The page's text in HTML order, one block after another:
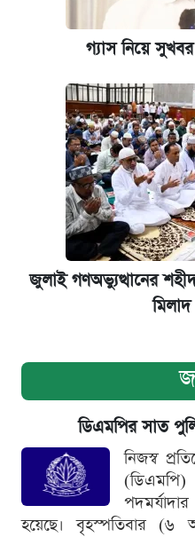
গ্যাস নিয়ে সুখবর
জুলাই গণঅভ্যুত্থানের
ডিএমপির সাত
নিজস্ব
হয়েছে। বৃহস্পতিবার (৬